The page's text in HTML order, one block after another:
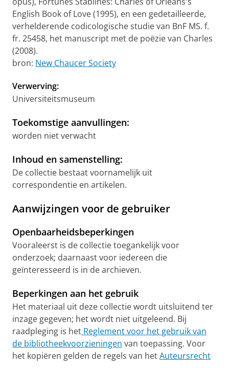
English Book of Love (1995), en een gedetailleerde,
verhelderende codicologische studie van BnF MS. f.
fr. 25458, het manuscript met de poëzie van Charles
(2008).
bron: New Chaucer Society
Verwerving:
Universiteitsmuseum
Toekomstige aanvullingen:
worden niet verwacht
Inhoud en samenstelling:
De collectie bestaat voornamelijk uit
correspondentie en artikelen.
Aanwijzingen voor de gebruiker
Openbaarheidsbeperkingen
Vooraleerst is de collectie toegankelijk voor
onderzoek; daarnaast voor iedereen die
geïnteresseerd is in de archieven.
Beperkingen aan het gebruik
Het materiaal uit deze collectie wordt uitsluitend ter
inzage gegeven; het wordt niet uitgeleend. Bij
raadpleging is het Reglement voor het gebruik van
de bibliotheekvoorzieningen van toepassing. Voor
het kopiëren gelden de regels van hetAuteursrecht